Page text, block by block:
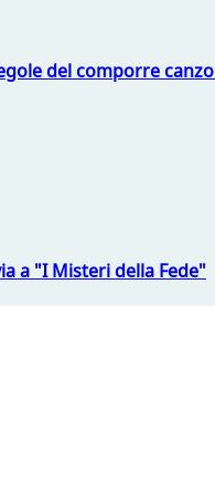
del comporre
a "I Misteri della Fede"